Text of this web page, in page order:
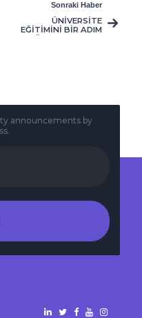
Sonraki Haber
ÜNİVERSİTE
EĞİTİMİNİ BİR ADIM
announcements by